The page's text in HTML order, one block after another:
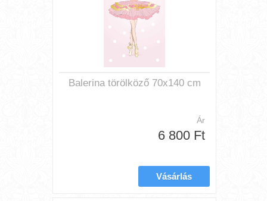
Balerina törölköző 70x140 cm
Ár
6 800 Ft